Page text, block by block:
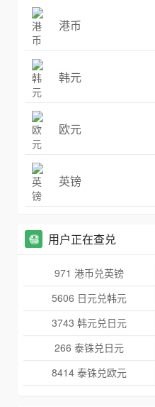
港币
韩元
欧元
英镑
用户正在查兑
971 港币兑英镑
5606 日元兑韩元
3743 韩元兑日元
266 泰铢兑日元
8414 泰铢兑欧元